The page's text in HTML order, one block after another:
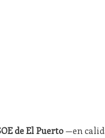
de El Puerto—en